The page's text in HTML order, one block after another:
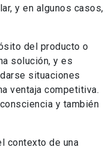
y en algunos casos,
del producto o
solución, y es
situaciones
ventaja competitiva.
y también
contexto de una